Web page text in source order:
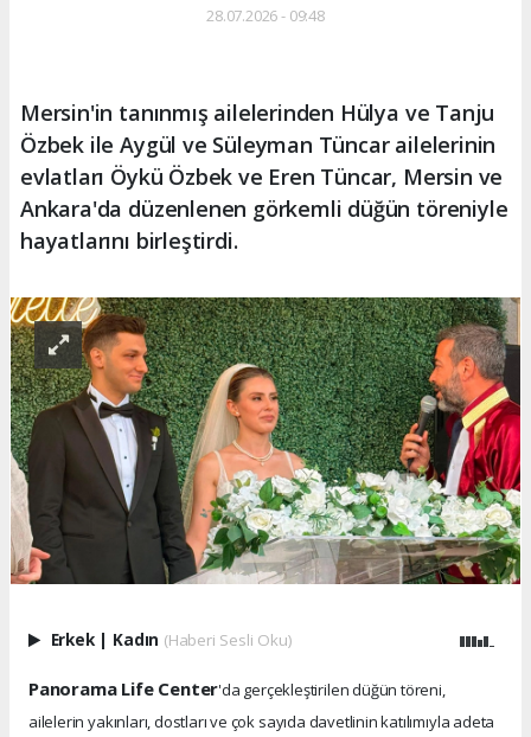
28.07.2026 - 09:48
Mersin'in tanınmış ailelerinden Hülya ve Tanju
Özbek ile Aygül ve Süleyman Tüncar ailelerinin
evlatları Öykü Özbek ve Eren Tüncar, Mersin ve
Ankara'da düzenlenen görkemli düğün töreniyle
hayatlarını birleştirdi.
Erkek | Kadın (Haberi Sesli Oku)
Panorama Life Center'da gerçekleştirilen düğün töreni,
ailelerin yakınları, dostları ve çok sayıda davetlinin katılımıyla adeta